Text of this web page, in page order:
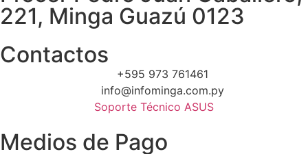
221, Minga Guazú 0123
Contactos
+595 973 761461
info@infominga.com.py
Soporte Técnico ASUS
Medios de Pago